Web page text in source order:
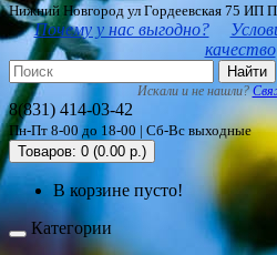
Нижний Новгород ул Гордеевская 75 ИП
Почему у нас выгодно?
качество
Найти
Искали и не нашли?
8(831) 414-03-42
Пн-Пт 8-00 до 18-00 | Сб-Вс выходные
Товаров: 0 (0.00 р.)
В корзине пусто!
Категории